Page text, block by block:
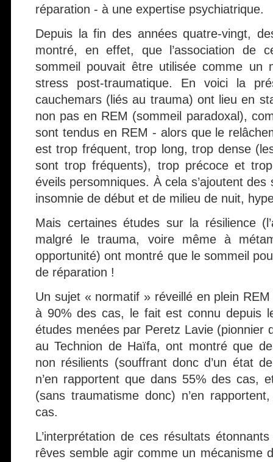
réparation - à une expertise psychiatrique.
Depuis la fin des années quatre-vingt,
montré, en effet, que l’association de
sommeil pouvait être utilisée comme un
stress post-traumatique. En voici la
cauchemars (liés au trauma) ont lieu en
non pas en REM (sommeil paradoxal),
sont tendus en REM - alors que le
est trop fréquent, trop long, trop dense
sont trop fréquents), trop précoce et
éveils persomniques. À cela s’ajoutent
insomnie de début et de milieu de nuit,
Mais certaines études sur la résilience
malgré le trauma, voire même à
opportunité) ont montré que le sommeil
de réparation !
Un sujet « normatif » réveillé en plein
à 90% des cas, le fait est connu depuis
études menées par Peretz Lavie (pionnier
au Technion de Haïfa, ont montré que
non résilients (souffrant donc d’un état
n’en rapportent que dans 55% des cas,
(sans traumatisme donc) n’en
cas.
L’interprétation de ces résultats
rêves semble agir comme un mécanisme